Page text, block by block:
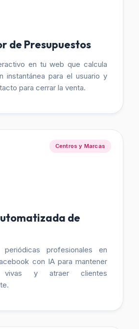
de Presupuestos
en tu web que calcula
instantánea para el usuario y
para cerrar la venta.
Centros y Marcas
de
periódicas profesionales en
con IA para mantener
y atraer clientes